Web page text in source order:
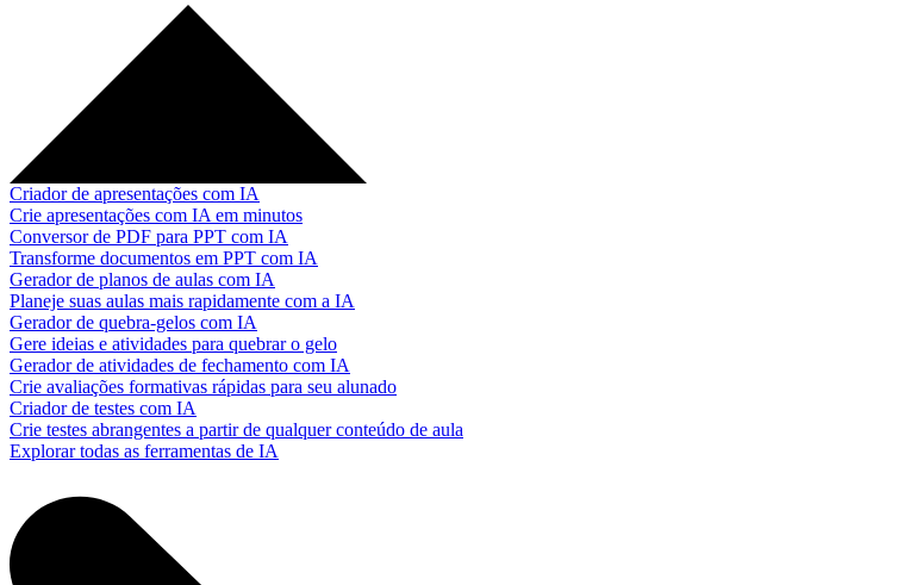
Criador de apresentações com IA
Crie apresentações com IA em minutos
Conversor de PDF para PPT com IA
Transforme documentos em PPT com IA
Gerador de planos de aulas com IA
Planeje suas aulas mais rapidamente com a IA
Gerador de quebra-gelos com IA
Gere ideias e atividades para quebrar o gelo
Gerador de atividades de fechamento com IA
Crie avaliações formativas rápidas para seu alunado
Criador de testes com IA
Crie testes abrangentes a partir de qualquer conteúdo de aula
Explorar todas as ferramentas de IA